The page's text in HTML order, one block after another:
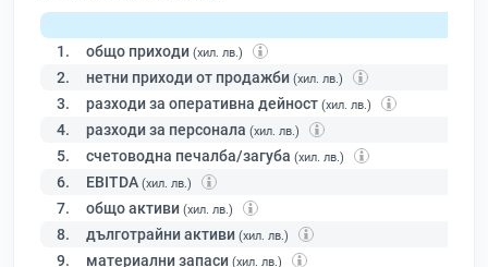
1. общо приходи (хил. лв.)
2. нетни приходи от продажби (хил. лв.)
3. разходи за оперативна дейност (хил. лв.)
4. разходи за персонала (хил. лв.)
5. счетоводна печалба/загуба (хил. лв.)
6. EBITDA (хил. лв.)
7. общо активи (хил. лв.)
8. дълготрайни активи (хил. лв.)
9. материални запаси (хил. лв.)